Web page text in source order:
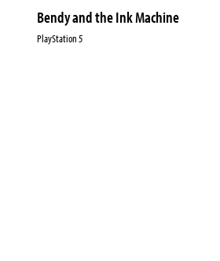
Bendy and the Ink Machine
PlayStation 5